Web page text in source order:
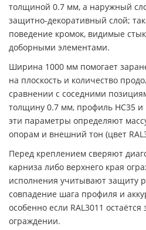
толщиной 0.7 мм, а наружный
защитно-декоративный слой;
поведение кромок, видимые
доборными элементами.
Ширина 1000 мм помогает
на плоскость и количество
сравнении с соседними
толщину 0.7 мм, профиль НС35 и
эти параметры определяют
опорам и внешний тон (цвет
Перед креплением сверяют
карниза либо верхнего края
исполнения учитывают защиту
совпадение шага профиля и
особенно если RAL3011
ограждении.